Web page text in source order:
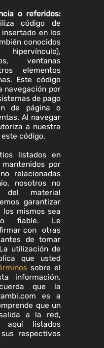
o referidos:
código de
en los
conocidos
ventanas
elementos
Este código
navegación por
de pago
de página o
Al navegar
a nuestra
código.
listados en
por
relacionadas
nosotros no
del material
garantizar
mismos sea
fiable. Le
con otras
de tomar
utilización de
que usted
sobre el
información.
que la
es a
que un
a la red,
aquí listados
respectivos